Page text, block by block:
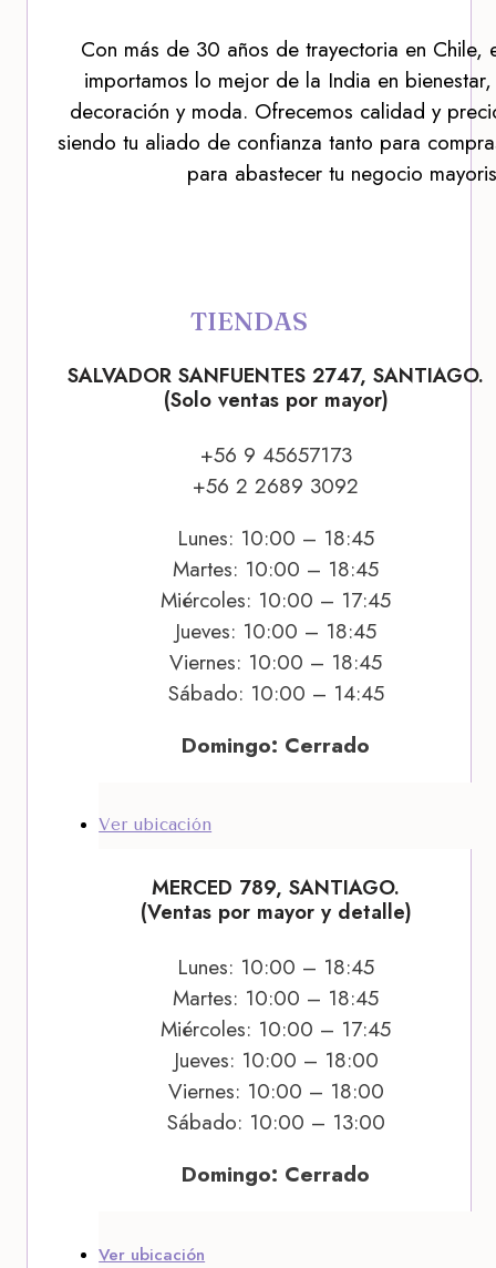
Con más de 30 años de trayectoria en Chile,
importamos lo mejor de la India en
decoración y moda. Ofrecemos calidad y
siendo tu aliado de confianza tanto para
para abastecer tu negocio
TIENDAS
SALVADOR SANFUENTES 2747, SANTIAGO.
(Solo ventas por mayor)
+56 9 45657173
+56 2 2689 3092
Lunes: 10:00 – 18:45
Martes: 10:00 – 18:45
Miércoles: 10:00 – 17:45
Jueves: 10:00 – 18:45
Viernes: 10:00 – 18:45
Sábado: 10:00 – 14:45
Domingo: Cerrado
Ver ubicación
MERCED 789, SANTIAGO.
(Ventas por mayor y detalle)
Lunes: 10:00 – 18:45
Martes: 10:00 – 18:45
Miércoles: 10:00 – 17:45
Jueves: 10:00 – 18:00
Viernes: 10:00 – 18:00
Sábado: 10:00 – 13:00
Domingo: Cerrado
Ver ubicación